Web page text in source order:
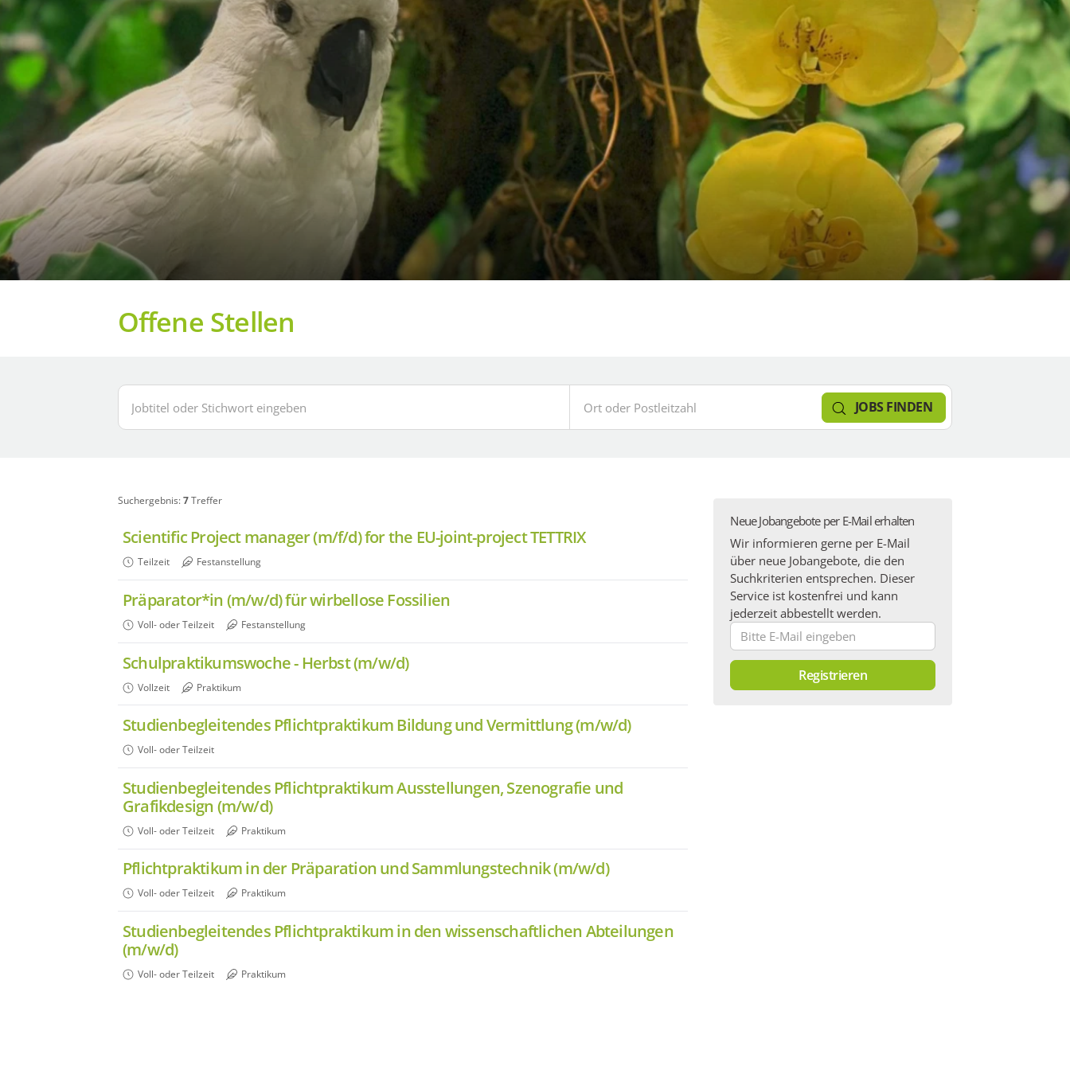
Offene Stellen
Jobtitel
oder
Stichwort
Ort
oder
Postleitzahl
JOBS FINDEN
Neue Jobangebote per E-Mail erhalten
Wir informieren gerne per E-Mail
über neue Jobangebote, die den
Suchkriterien entsprechen. Dieser
Service ist kostenfrei und kann
jederzeit abbestellt werden.
Bitte
E-
Mail
eingeben
Registrieren
Suchergebnis: 7 Treffer
Scientific Project manager (m/f/d) for the EU-joint-project TETTRIX
Teilzeit Festanstellung
Präparator*in (m/w/d) für wirbellose Fossilien
Voll- oder Teilzeit Festanstellung
Schulpraktikumswoche - Herbst (m/w/d)
Vollzeit Praktikum
Studienbegleitendes Pflichtpraktikum Bildung und Vermittlung (m/w/d)
Voll- oder Teilzeit
Studienbegleitendes Pflichtpraktikum Ausstellungen, Szenografie und
Grafikdesign (m/w/d)
Voll- oder Teilzeit Praktikum
Pflichtpraktikum in der Präparation und Sammlungstechnik (m/w/d)
Voll- oder Teilzeit Praktikum
Studienbegleitendes Pflichtpraktikum in den wissenschaftlichen Abteilungen
(m/w/d)
Voll- oder Teilzeit Praktikum